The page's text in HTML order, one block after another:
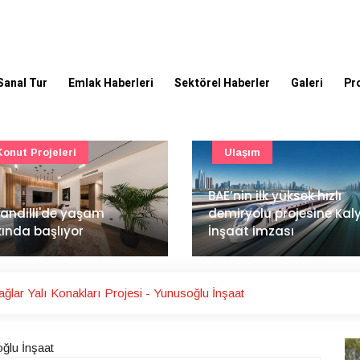
Tur Emlak Haberleri Sektörel Haberler Galeri
ilk yüksek hızlı
projesine Kalyon
imzası
Mimarlık ve mühendislik
projeleri e-PYS ile dijital
ortama taşınacak
Güncel
Yalı Konakları Projesi - Yunusoğlu İnşaat